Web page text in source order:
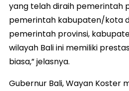
yang telah diraih pemerintah
pemerintah kabupaten/kota
pemerintah provinsi,
wilayah Bali ini memiliki
biasa,” jelasnya.
Gubernur Bali, Wayan Koster